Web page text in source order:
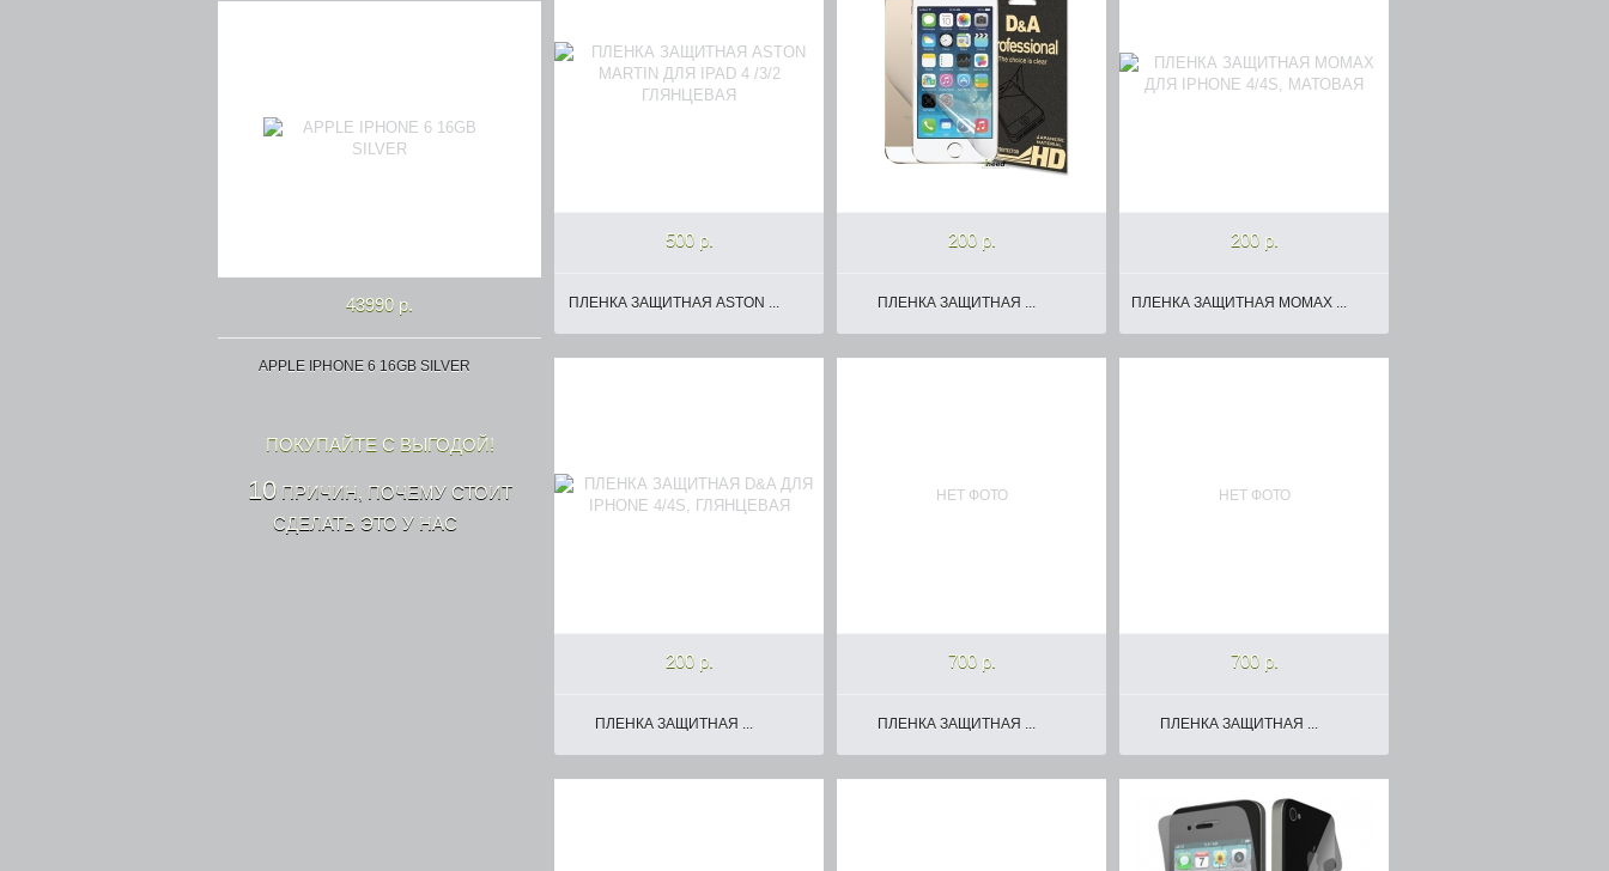
500 р.
ПЛЕНКА ЗАЩИТНАЯ ASTON ...
200 р.
ПЛЕНКА ЗАЩИТНАЯ ...
200 р.
ПЛЕНКА ЗАЩИТНАЯ MOMAX ...
200 р.
ПЛЕНКА ЗАЩИТНАЯ ...
НЕТ ФОТО
700 р.
ПЛЕНКА ЗАЩИТНАЯ ...
НЕТ ФОТО
700 р.
ПЛЕНКА ЗАЩИТНАЯ ...
43990 р.
APPLE IPHONE 6 16GB SILVER
ПОКУПАЙТЕ С ВЫГОДОЙ!
10ПРИЧИН, ПОЧЕМУ СТОИТ
СДЕЛАТЬ ЭТО У НАС